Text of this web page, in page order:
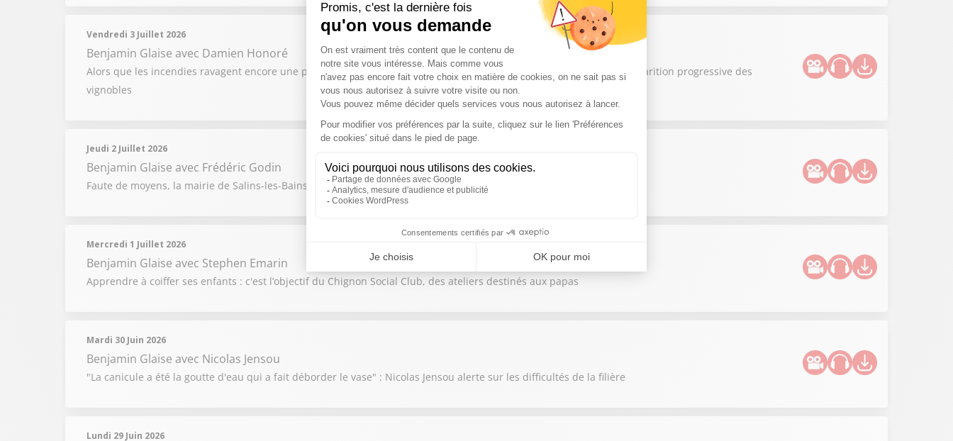
Vendredi 3 Juillet 2026
Benjamin Glaise avec Damien Honoré
Alors que les incendies ravagent encore une partie de l'Aude, Damien Honoré alerte sur les conséquences de la disparition progressive des
vignobles
Jeudi 2 Juillet 2026
Benjamin Glaise avec Frédéric Godin
Faute de moyens, la mairie de Salins-les-Bains a décidé de mettre en vente la chapelle du Temple
Mercredi 1 Juillet 2026
Benjamin Glaise avec Stephen Emarin
Apprendre à coiffer ses enfants : c'est l’objectif du Chignon Social Club, des ateliers destinés aux papas
Mardi 30 Juin 2026
Benjamin Glaise avec Nicolas Jensou
"La canicule a été la goutte d'eau qui a fait déborder le vase" : Nicolas Jensou alerte sur les difficultés de la filière
Lundi 29 Juin 2026